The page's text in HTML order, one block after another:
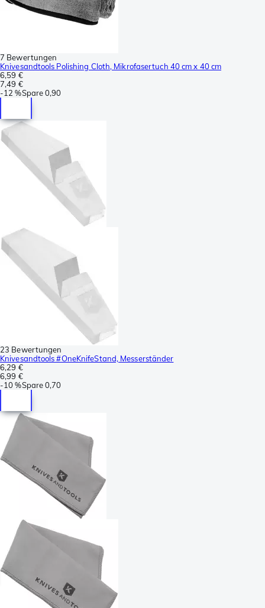
7 Bewertungen
Knivesandtools Polishing Cloth, Mikrofasertuch 40 cm x 40 cm
6,59 €
7,49 €
-12 %Spare0,90
23 Bewertungen
Knivesandtools #OneKnifeStand, Messerständer
6,29 €
6,99 €
-10 %Spare0,70